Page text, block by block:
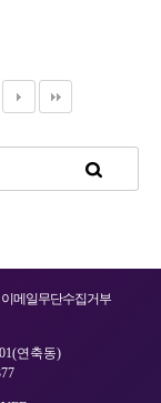
이메일무단수집거부
연축동)